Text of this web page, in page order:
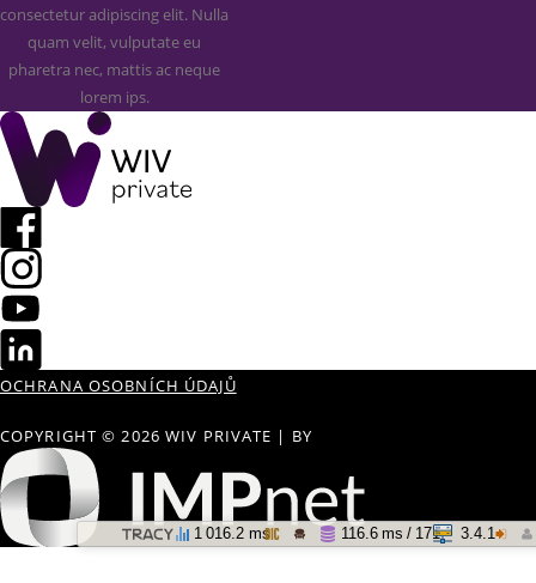
consectetur adipiscing elit. Nulla
quam velit, vulputate eu
pharetra nec, mattis ac neque
lorem ips.
OCHRANA OSOBNÍCH ÚDAJŮ
COPYRIGHT © 2026 WIV PRIVATE | BY
1 016.2 ms 116.6 ms / 171 3.4.1